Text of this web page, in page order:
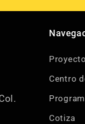
Centro
Cotiza